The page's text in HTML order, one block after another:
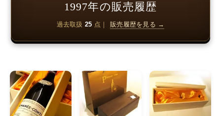
1997年の販売履歴
過去取扱 25 点｜ 販売履歴を見る →